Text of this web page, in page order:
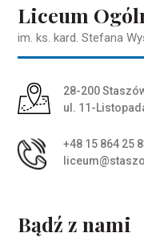
Liceum
im. ks. kard. Stefana
Adres
28-200
ul. 11-
+48 15 864 25
Bądź z nami